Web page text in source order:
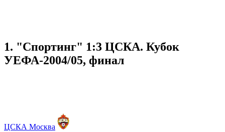
1. "Спортинг" 1:3 ЦСКА. Кубок
УЕФА-2004/05, финал
ЦСКА Москва